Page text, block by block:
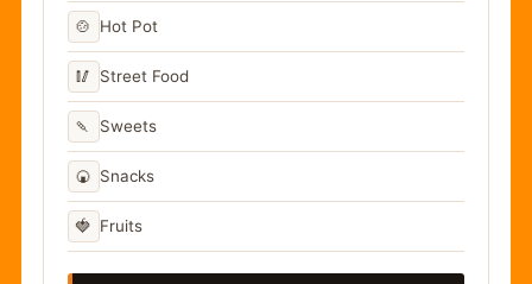
🍲 Hot Pot
🥢 Street Food
🍡 Sweets
🍘 Snacks
🍓 Fruits